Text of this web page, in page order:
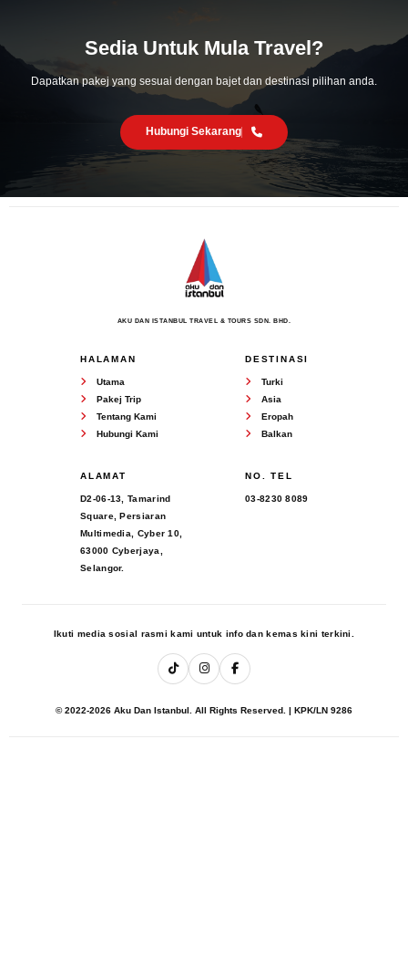
Sedia Untuk Mula Travel?
Dapatkan pakej yang sesuai dengan bajet dan destinasi pilihan anda.
Hubungi Sekarang
AKU DAN ISTANBUL TRAVEL & TOURS SDN. BHD.
HALAMAN
Utama
Pakej Trip
Tentang Kami
Hubungi Kami
DESTINASI
Turki
Asia
Eropah
Balkan
ALAMAT
D2-06-13, Tamarind
Square, Persiaran
Multimedia, Cyber 10,
63000 Cyberjaya,
Selangor.
NO. TEL
03-8230 8089
Ikuti media sosial rasmi kami untuk info dan kemas kini terkini.
© 2022-2026 Aku Dan Istanbul. All Rights Reserved. | KPK/LN 9286